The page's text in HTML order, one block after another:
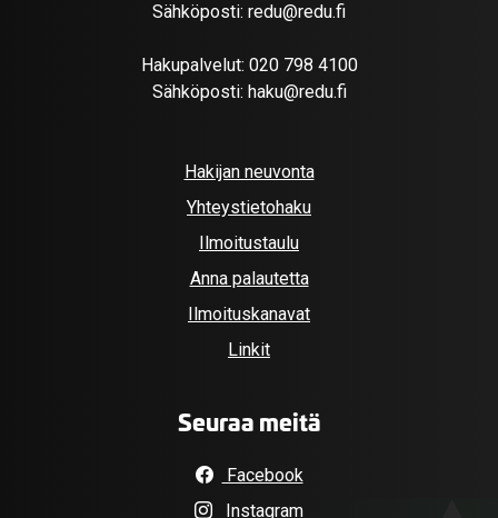
Sähköposti: redu@redu.fi
Hakupalvelut: 020 798 4100
Sähköposti: haku@redu.fi
Hakijan neuvonta
Yhteystietohaku
Ilmoitustaulu
Anna palautetta
Ilmoituskanavat
Linkit
Seuraa meitä
Facebook
Instagram